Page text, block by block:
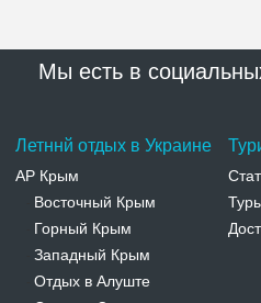
Мы есть в
Летннй отдых в Украине
АР Крым
Восточный Крым
Горный Крым
Западный Крым
Отдых в Алуште